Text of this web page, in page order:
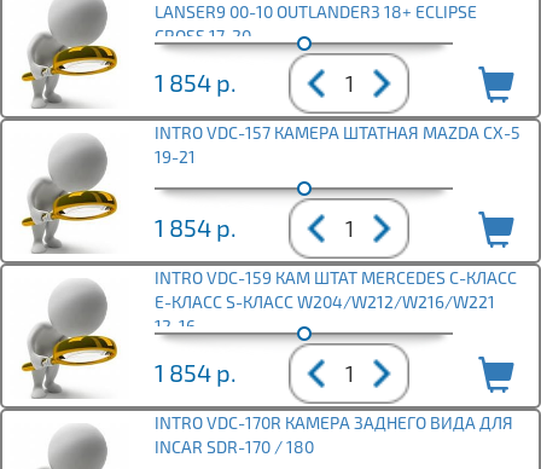
LANSER9 00-10 OUTLANDER3 18+ ECLIPSE
CROSS 17-20
1 854 р.
INTRO VDC-157 КАМЕРА ШТАТНАЯ MAZDA CX-5
19-21
1 854 р.
INTRO VDC-159 КАМ ШТАТ MERCEDES C-КЛАСС
Е-КЛАСС S-КЛАСС W204/W212/W216/W221
12-16
1 854 р.
INTRO VDC-170R КАМЕРА ЗАДНЕГО ВИДА ДЛЯ
INCAR SDR-170 / 180